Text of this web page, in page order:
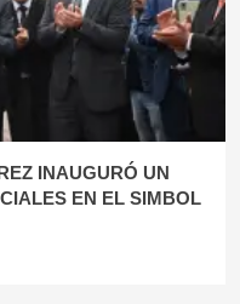
INAUGURÓ UN
EN EL SIMBOL